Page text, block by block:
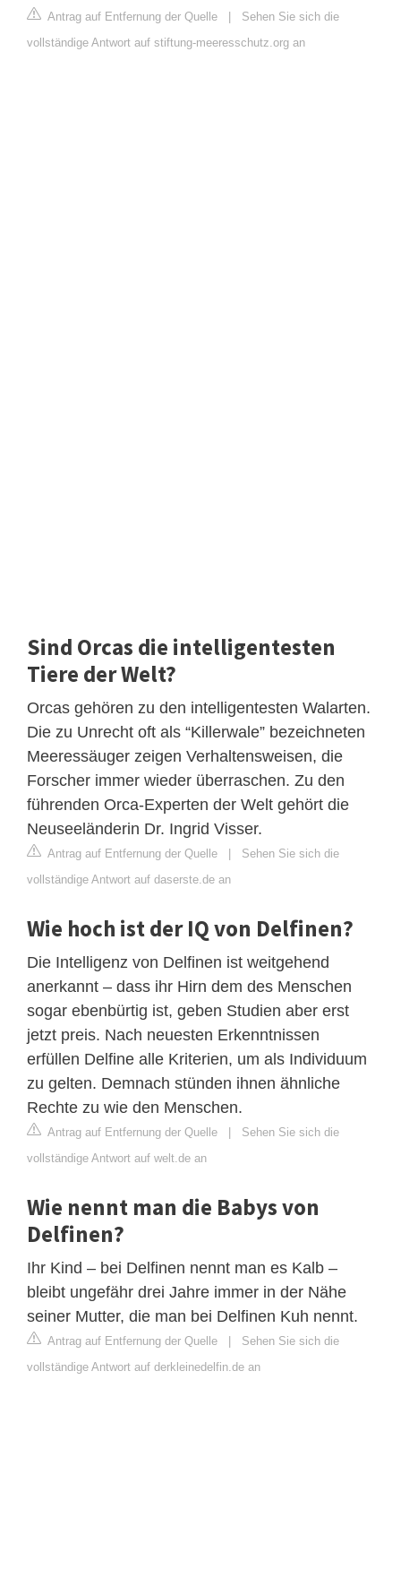
Antrag auf Entfernung der Quelle | Sehen Sie sich die
vollständige Antwort auf stiftung-meeresschutz.org an
Sind Orcas die intelligentesten
Tiere der Welt?
Orcas gehören zu den intelligentesten Walarten.
Die zu Unrecht oft als “Killerwale” bezeichneten
Meeressäuger zeigen Verhaltensweisen, die
Forscher immer wieder überraschen. Zu den
führenden Orca-Experten der Welt gehört die
Neuseeländerin Dr. Ingrid Visser.
Antrag auf Entfernung der Quelle | Sehen Sie sich die
vollständige Antwort auf daserste.de an
Wie hoch ist der IQ von Delfinen?
Die Intelligenz von Delfinen ist weitgehend
anerkannt – dass ihr Hirn dem des Menschen
sogar ebenbürtig ist, geben Studien aber erst
jetzt preis. Nach neuesten Erkenntnissen
erfüllen Delfine alle Kriterien, um als Individuum
zu gelten. Demnach stünden ihnen ähnliche
Rechte zu wie den Menschen.
Antrag auf Entfernung der Quelle | Sehen Sie sich die
vollständige Antwort auf welt.de an
Wie nennt man die Babys von
Delfinen?
Ihr Kind – bei Delfinen nennt man es Kalb –
bleibt ungefähr drei Jahre immer in der Nähe
seiner Mutter, die man bei Delfinen Kuh nennt.
Antrag auf Entfernung der Quelle | Sehen Sie sich die
vollständige Antwort auf derkleinedelfin.de an